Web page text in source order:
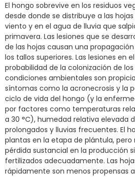
El hongo sobrevive en los residuos
desde donde se distribuye a las
viento y en el agua de lluvia que
primavera. Las lesiones que se
de las hojas causan una
los tallos superiores. Las lesiones en
probabilidad de la colonización de
condiciones ambientales son
síntomas como la acronecrosis y la
ciclo de vida del hongo (y la
por factores como temperaturas
a 30 °C), humedad relativa elevada
prolongados y lluvias frecuentes. El
plantas en la etapa de plántula, pero
pérdida sustancial en la producción
fertilizados adecuadamente. Las
rápidamente son menos propensas